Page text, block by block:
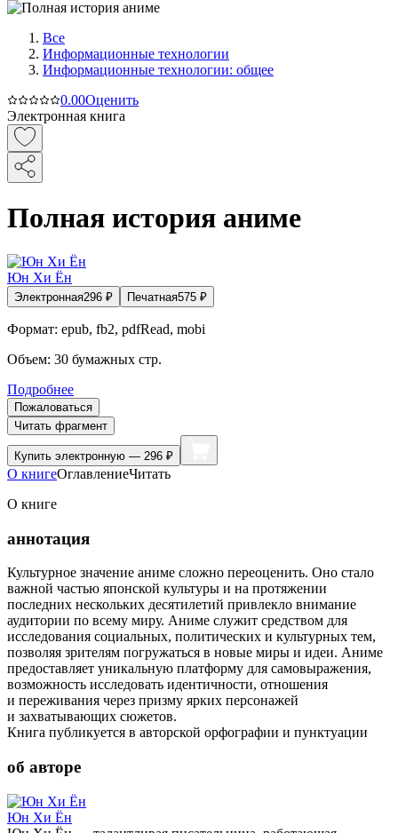
Все
Информационные технологии
Информационные технологии: общее
0.00Оценить
Электронная книга
Полная история аниме
Юн Хи Ён
Электронная296 ₽ Печатная575 ₽
Формат: epub, fb2, pdfRead, mobi
Объем: 30 бумажных стр.
Подробнее
Пожаловаться
Читать фрагмент
Купить электронную — 296 ₽
О книгеОглавлениеЧитать
О книге
аннотация
Культурное значение аниме сложно переоценить. Оно стало
важной частью японской культуры и на протяжении
последних нескольких десятилетий привлекло внимание
аудитории по всему миру. Аниме служит средством для
исследования социальных, политических и культурных тем,
позволяя зрителям погружаться в новые миры и идеи. Аниме
предоставляет уникальную платформу для самовыражения,
возможность исследовать идентичности, отношения
и переживания через призму ярких персонажей
и захватывающих сюжетов.
Книга публикуется в авторской орфографии и пунктуации
об авторе
Юн Хи Ён